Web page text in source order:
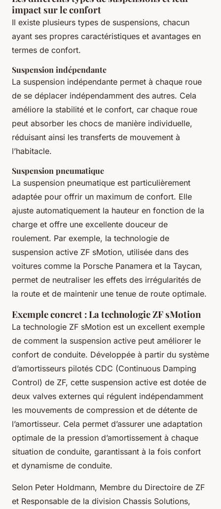
impact sur le confort
Il existe plusieurs types de suspensions, chacun
ayant ses propres caractéristiques et avantages en
termes de confort.
Suspension indépendante
La suspension indépendante permet à chaque roue
de se déplacer indépendamment des autres. Cela
améliore la stabilité et le confort, car chaque roue
peut absorber les chocs de manière individuelle,
réduisant ainsi les transferts de mouvement à
l’habitacle.
Suspension pneumatique
La suspension pneumatique est particulièrement
adaptée pour offrir un maximum de confort. Elle
ajuste automatiquement la hauteur en fonction de la
charge et offre une excellente douceur de
roulement. Par exemple, la technologie de
suspension active ZF sMotion, utilisée dans des
voitures comme la Porsche Panamera et la Taycan,
permet de neutraliser les effets des irrégularités de
la route et de maintenir une tenue de route optimale.
Exemple concret : La technologie ZF sMotion
La technologie ZF sMotion est un excellent exemple
de comment la suspension active peut améliorer le
confort de conduite. Développée à partir du système
d’amortisseurs pilotés CDC (Continuous Damping
Control) de ZF, cette suspension active est dotée de
deux valves externes qui régulent indépendamment
les mouvements de compression et de détente de
l’amortisseur. Cela permet d’assurer une adaptation
optimale de la pression d’amortissement à chaque
situation de conduite, garantissant à la fois confort
et dynamisme de conduite.
Selon Peter Holdmann, Membre du Directoire de ZF
et Responsable de la division Chassis Solutions,